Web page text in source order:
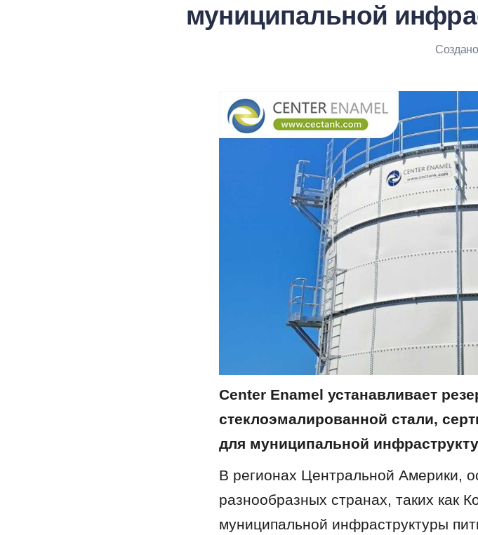
муниципальной
Center Enamel устанавливает
стеклоэмалированной стали,
для муниципальной
В регионах Центральной Америки,
разнообразных странах, таких как
муниципальной инфраструктуры